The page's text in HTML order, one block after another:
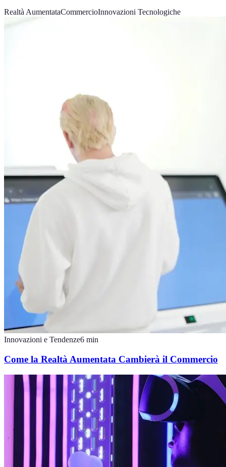
Realtà AumentataCommercioInnovazioni Tecnologiche
Innovazioni e Tendenze6 min
Come la Realtà Aumentata Cambierà il Commercio